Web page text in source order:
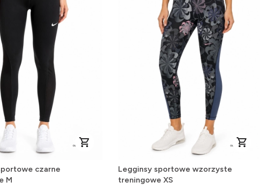
czarne
M
Legginsy sportowe wzorzyste
treningowe XS